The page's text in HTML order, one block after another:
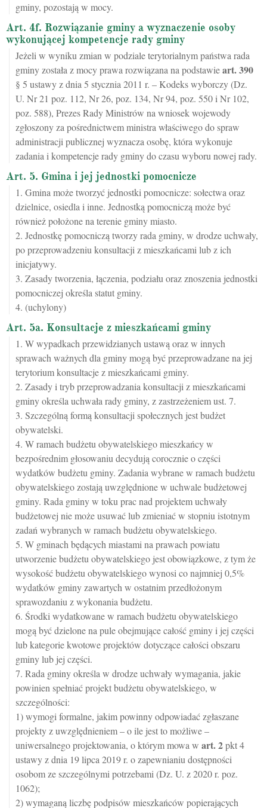
gminy, pozostają w mocy.
Art. 4f. Rozwiązanie gminy a wyznaczenie osoby
wykonującej kompetencje rady gminy
Jeżeli w wyniku zmian w podziale terytorialnym państwa rada
gminy została z mocy prawa rozwiązana na podstawieart.390
§ 5 ustawy z dnia 5 stycznia 2011 r. – Kodeks wyborczy (Dz.
U. Nr 21 poz. 112, Nr 26, poz. 134, Nr 94, poz. 550 i Nr 102,
poz. 588), Prezes Rady Ministrów na wniosek wojewody
zgłoszony za pośrednictwem ministra właściwego do spraw
administracji publicznej wyznacza osobę, która wykonuje
zadania i kompetencje rady gminy do czasu wyboru nowej rady.
Art. 5. Gmina i jej jednostki pomocnicze
1. Gmina może tworzyć jednostki pomocnicze: sołectwa oraz
dzielnice, osiedla i inne. Jednostką pomocniczą może być
również położone na terenie gminy miasto.
2. Jednostkę pomocniczą tworzy rada gminy, w drodze uchwały,
po przeprowadzeniu konsultacji z mieszkańcami lub z ich
inicjatywy.
3. Zasady tworzenia, łączenia, podziału oraz znoszenia jednostki
pomocniczej określa statut gminy.
4. (uchylony)
Art. 5a. Konsultacje z mieszkańcami gminy
1. W wypadkach przewidzianych ustawą oraz w innych
sprawach ważnych dla gminy mogą być przeprowadzane na jej
terytorium konsultacje z mieszkańcami gminy.
2. Zasady i tryb przeprowadzania konsultacji z mieszkańcami
gminy określa uchwała rady gminy, z zastrzeżeniem ust. 7.
3. Szczególną formą konsultacji społecznych jest budżet
obywatelski.
4. W ramach budżetu obywatelskiego mieszkańcy w
bezpośrednim głosowaniu decydują corocznie o części
wydatków budżetu gminy. Zadania wybrane w ramach budżetu
obywatelskiego zostają uwzględnione w uchwale budżetowej
gminy. Rada gminy w toku prac nad projektem uchwały
budżetowej nie może usuwać lub zmieniać w stopniu istotnym
zadań wybranych w ramach budżetu obywatelskiego.
5. W gminach będących miastami na prawach powiatu
utworzenie budżetu obywatelskiego jest obowiązkowe, z tym że
wysokość budżetu obywatelskiego wynosi co najmniej 0,5%
wydatków gminy zawartych w ostatnim przedłożonym
sprawozdaniu z wykonania budżetu.
6. Środki wydatkowane w ramach budżetu obywatelskiego
mogą być dzielone na pule obejmujące całość gminy i jej części
lub kategorie kwotowe projektów dotyczące całości obszaru
gminy lub jej części.
7. Rada gminy określa w drodze uchwały wymagania, jakie
powinien spełniać projekt budżetu obywatelskiego, w
szczególności:
1) wymogi formalne, jakim powinny odpowiadać zgłaszane
projekty z uwzględnieniem – o ile jest to możliwe –
uniwersalnego projektowania, o którym mowa w art.2pkt 4
ustawy z dnia 19 lipca 2019 r. o zapewnianiu dostępności
osobom ze szczególnymi potrzebami (Dz. U. z 2020 r. poz.
1062);
2) wymaganą liczbę podpisów mieszkańców popierających